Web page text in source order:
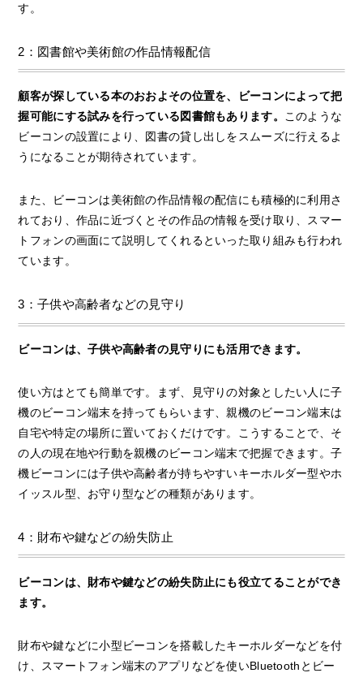
す。
2：図書館や美術館の作品情報配信
顧客が探している本のおおよその位置を、ビーコンによって把
握可能にする試みを行っている図書館もあります。 このような
ビーコンの設置により、図書の貸し出しをスムーズに行えるよ
うになることが期待されています。
また、ビーコンは美術館の作品情報の配信にも積極的に利用さ
れており、作品に近づくとその作品の情報を受け取り、スマー
トフォンの画面にて説明してくれるといった取り組みも行われ
ています。
3：子供や高齢者などの見守り
ビーコンは、子供や高齢者の見守りにも活用できます。
使い方はとても簡単です。まず、見守りの対象としたい人に子
機のビーコン端末を持ってもらいます、親機のビーコン端末は
自宅や特定の場所に置いておくだけです。こうすることで、そ
の人の現在地や行動を親機のビーコン端末で把握できます。子
機ビーコンには子供や高齢者が持ちやすいキーホルダー型やホ
イッスル型、お守り型などの種類があります。
4：財布や鍵などの紛失防止
ビーコンは、財布や鍵などの紛失防止にも役立てることができ
ます。
財布や鍵などに小型ビーコンを搭載したキーホルダーなどを付
け、スマートフォン端末のアプリなどを使いBluetoothとビー